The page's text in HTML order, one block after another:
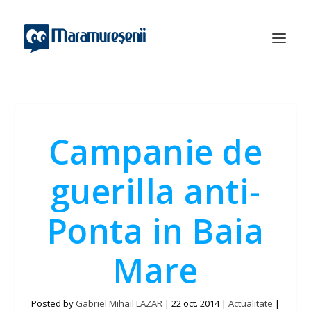
Campanie de
guerilla anti-
Ponta in Baia
Mare
Posted by Gabriel Mihail LAZAR | 22 oct. 2014| Actualitate |